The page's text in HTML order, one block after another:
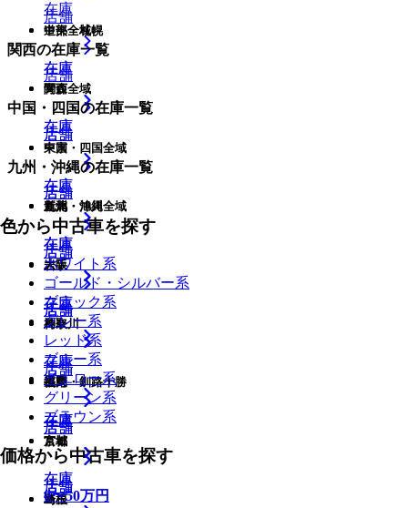
道央・札幌
在庫
店舗
道北・旭川
在庫
店舗
道東・釧路十勝
在庫
店舗
店舗
青森
在庫
店舗
岩手
在庫
店舗
宮城
在庫
在庫
店舗
東京
在庫
店舗
神奈川
在庫
店舗
埼玉
中部全域
在庫
店舗
新潟
在庫
店舗
長野
在庫
店舗
関西の在庫一覧
関西全域
在庫
店舗
大阪
在庫
店舗
京都
在庫
中国・四国の在庫一覧
中国・四国全域
在庫
店舗
鳥取
在庫
店舗
島根
九州・沖縄の在庫一覧
九州・沖縄全域
在庫
店舗
福岡
在庫
店舗
色から中古車を探す
ホワイト系
ゴールド・シルバー系
ブラック系
グレー系
レッド系
ブルー系
イエロー系
グリーン系
ブラウン系
価格から中古車を探す
0〜50万円